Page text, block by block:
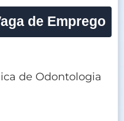
de Emprego
de Odontologia